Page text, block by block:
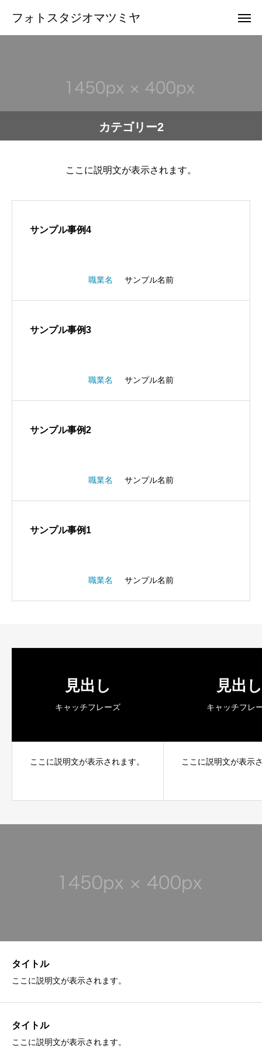
フォトスタジオマツミヤ
カテゴリー2
ここに説明文が表示されます。
サンプル事例4
職業名 サンプル名前
サンプル事例3
職業名 サンプル名前
サンプル事例2
職業名 サンプル名前
サンプル事例1
職業名 サンプル名前
見出し
キャッチフレーズ
ここに説明文が表示されます。
見出し
キャッチフレ
ここに説明文が表示
タイトル
ここに説明文が表示されます。
タイトル
ここに説明文が表示されます。